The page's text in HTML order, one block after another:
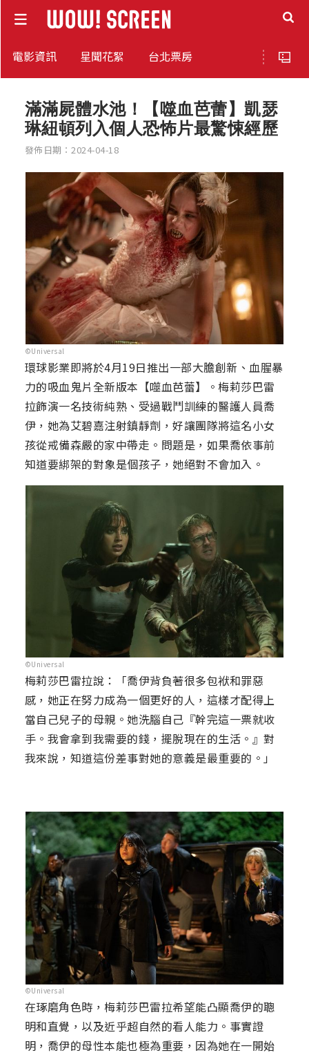
電影資訊 星聞花絮 台北票房
滿滿屍體水池！【噬血芭蕾】凱瑟
琳紐頓列入個人恐怖片最驚悚經歷
發佈日期：2024-04-18
©Universal
環球影業即將於4月19日推出一部大膽創新、血腥暴
力的吸血鬼片全新版本【噬血芭蕾】。梅莉莎巴雷
拉飾演一名技術純熟、受過戰鬥訓練的醫護人員喬
伊，她為艾碧嘉注射鎮靜劑，好讓團隊將這名小女
孩從戒備森嚴的家中帶走。問題是，如果喬依事前
知道要綁架的對象是個孩子，她絕對不會加入。
©Universal
梅莉莎巴雷拉說：「喬伊背負著很多包袱和罪惡
感，她正在努力成為一個更好的人，這樣才配得上
當自己兒子的母親。她洗腦自己『幹完這一票就收
手。我會拿到我需要的錢，擺脫現在的生活。』對
我來說，知道這份差事對她的意義是最重要的。」
©Universal
在琢磨角色時，梅莉莎巴雷拉希望能凸顯喬伊的聰
明和直覺，以及近乎超自然的看人能力。事實證
明，喬伊的母性本能也極為重要，因為她在一開始